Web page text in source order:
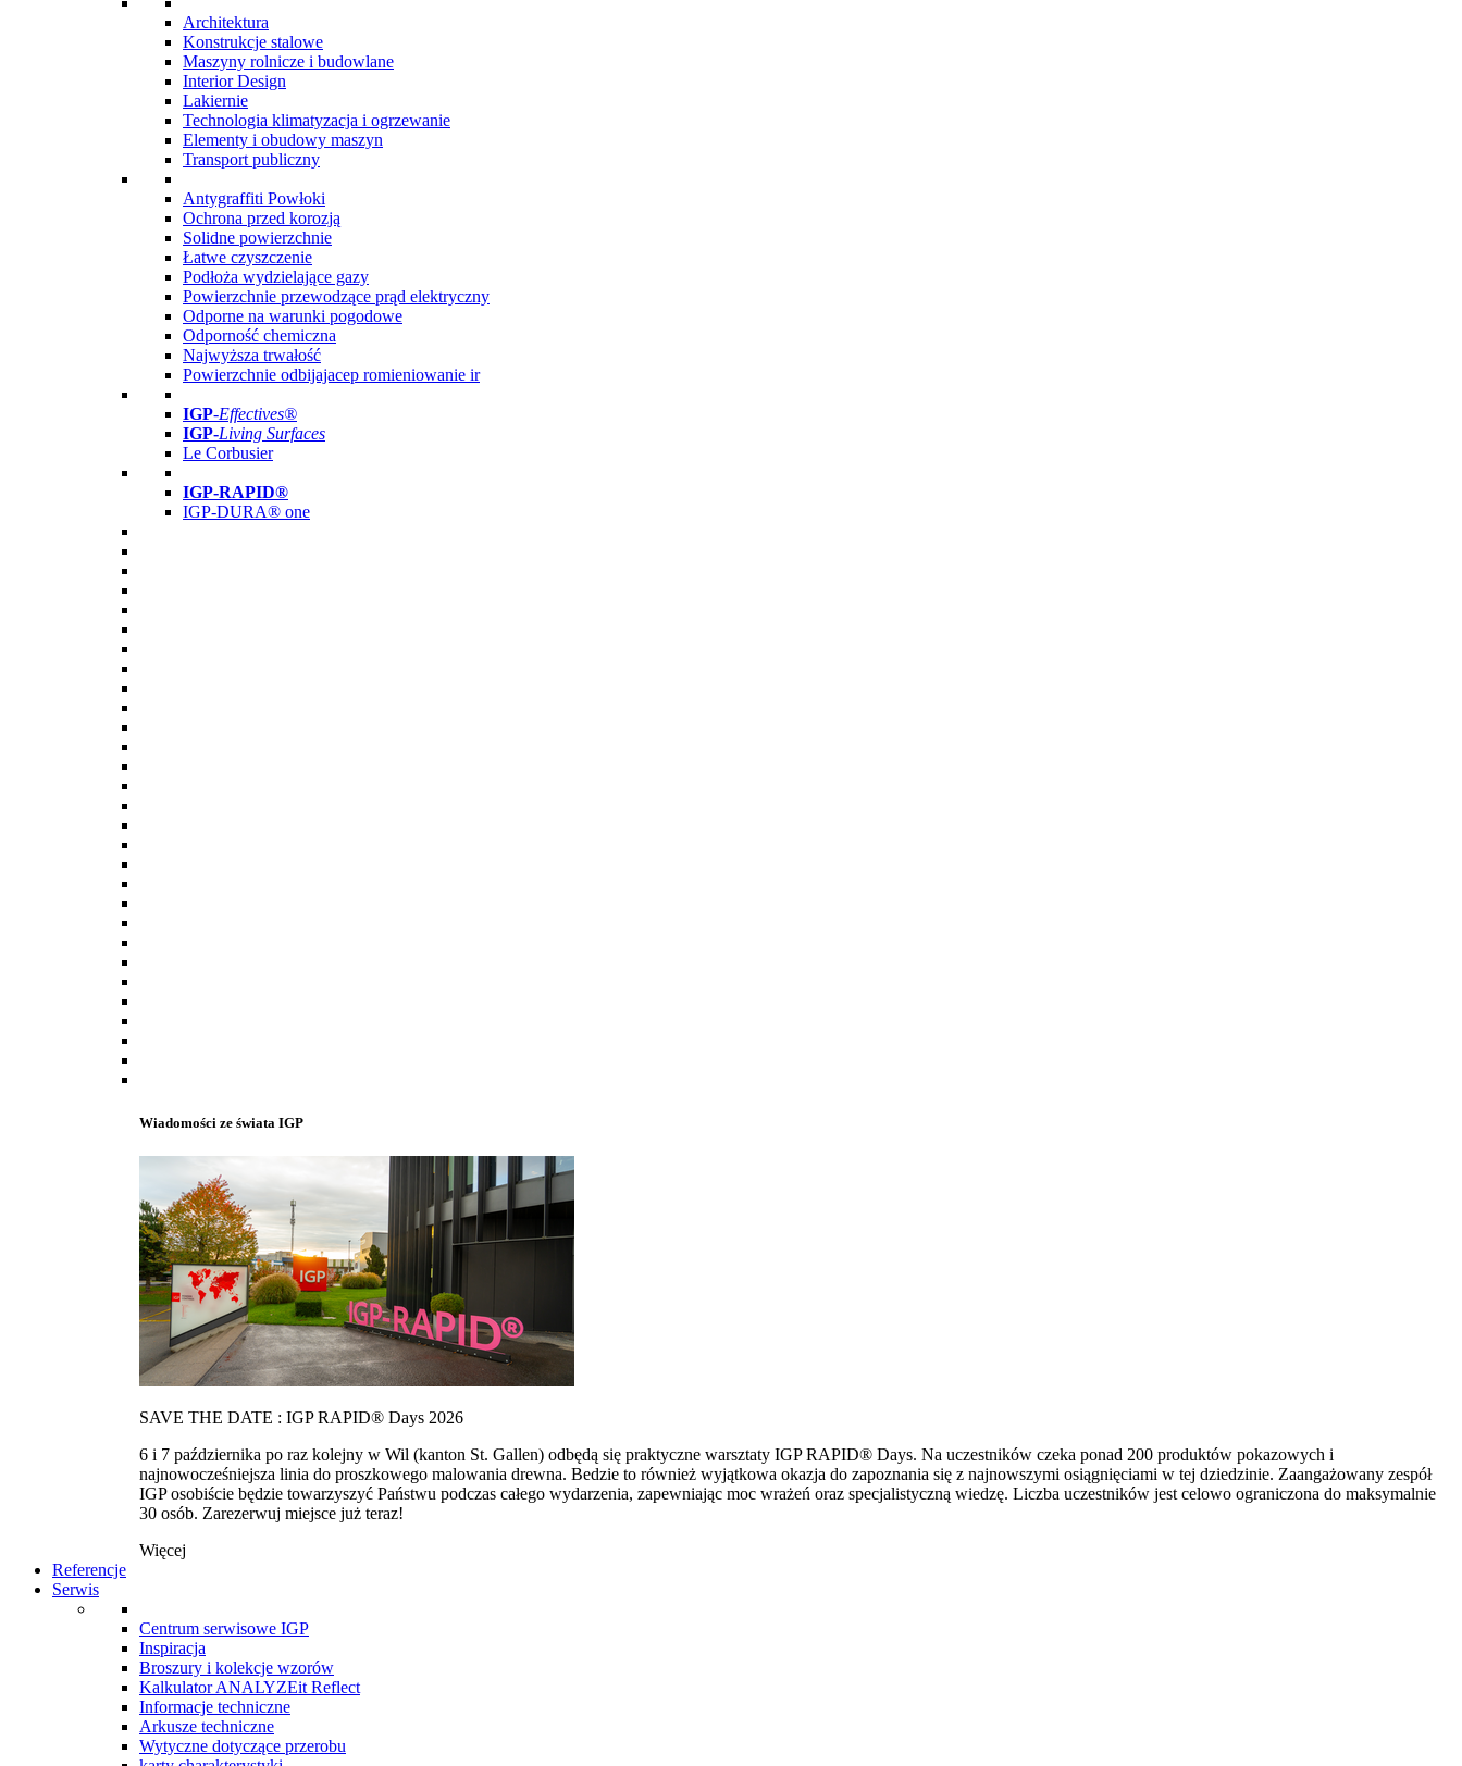
Architektura
Konstrukcje stalowe
Maszyny rolnicze i budowlane
Interior Design
Lakiernie
Technologia klimatyzacja i ogrzewanie
Elementy i obudowy maszyn
Transport publiczny
Antygraffiti Powłoki
Ochrona przed korozją
Solidne powierzchnie
Łatwe czyszczenie
Podłoża wydzielające gazy
Powierzchnie przewodzące prąd elektryczny
Odporne na warunki pogodowe
Odporność chemiczna
Najwyższa trwałość
Powierzchnie odbijajacep romieniowanie ir
IGP-Effectives®
IGP-Living Surfaces
Le Corbusier
IGP-RAPID®
IGP-DURA® one
Wiadomości ze świata IGP
SAVE THE DATE : IGP RAPID® Days 2026
6 i 7 października po raz kolejny w Wil (kanton St. Gallen) odbędą się praktyczne warsztaty IGP RAPID® Days. Na uczestników czeka ponad 200 produktów pokazowych i
najnowocześniejsza linia do proszkowego malowania drewna. Bedzie to również wyjątkowa okazja do zapoznania się z najnowszymi osiągnięciami w tej dziedzinie. Zaangażowany zespół
IGP osobiście będzie towarzyszyć Państwu podczas całego wydarzenia, zapewniając moc wrażeń oraz specjalistyczną wiedzę. Liczba uczestników jest celowo ograniczona do maksymalnie
30 osób. Zarezerwuj miejsce już teraz!
Więcej
Referencje
Serwis
Centrum serwisowe IGP
Inspiracja
Broszury i kolekcje wzorów
Kalkulator ANALYZEit Reflect
Informacje techniczne
Arkusze techniczne
Wytyczne dotyczące przerobu